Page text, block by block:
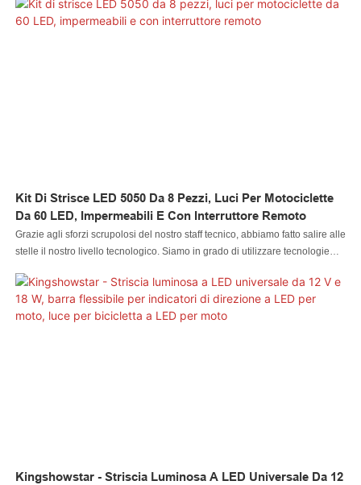
hanno superato la certificazione del sistema di gestione della qualità.
Inoltre, la luce LED per auto, la luce LED per roccia, la luce LED per frusta,
Kit Di Strisce LED 5050 Da 8 Pezzi, Luci Per Motociclette
Da 60 LED, Impermeabili E Con Interruttore Remoto
Grazie agli sforzi scrupolosi del nostro staff tecnico, abbiamo fatto salire alle
stelle il nostro livello tecnologico. Siamo in grado di utilizzare tecnologie
moto da 60 LED, impermeabili e con interruttore remoto. Man mano che i
suoi vantaggi vengono scoperti sempre più, anche i suoi campi di
applicazione vengono ampliati. È comunemente visto nel campo dei sistemi
Kingshowstar - Striscia Luminosa A LED Universale Da 12